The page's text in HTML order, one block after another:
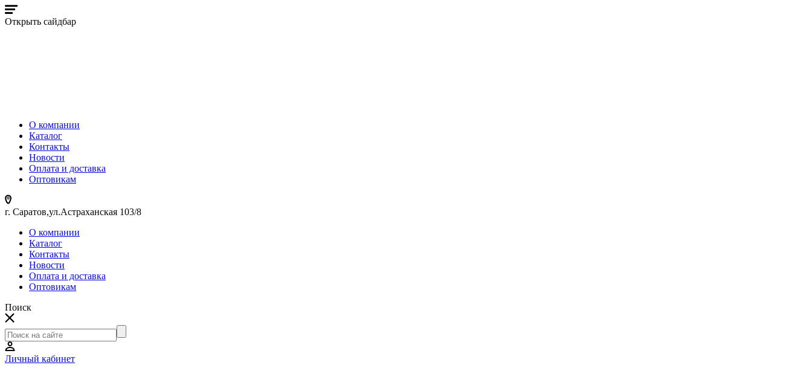
Открыть сайдбар
О компании
Каталог
Контакты
Новости
Оплата и доставка
Оптовикам
г. Саратов,ул.Астраханская 103/8
О компании
Каталог
Контакты
Новости
Оплата и доставка
Оптовикам
Поиск
Личный кабинет